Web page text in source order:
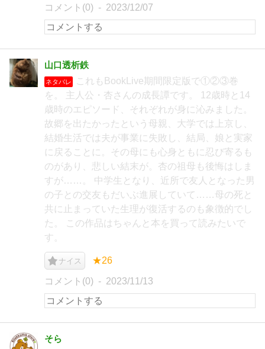
コメント(0) 2023/12/07
山口透析鉄
ネタバレ
これもBookLive期間限定版で①②③巻
を。 主人公・杏さんの成長譚です。 12歳時と14
歳時のエピソード、それぞれが身に沁みました。
故郷を出たかったという母親、大学では上京し、
結婚生活では夫が事業に失敗し、結局、娘と実家
に戻ることに。その母にも心身ともに忍び寄るも
のがあり、悲しい結末が。杏の祖母も後悔はしま
すが……。 中学生となり、近所で友人となった男
の子との交友もだいぶ進展していて……母の死と
共に止まっていた生理が復活するのも象徴的でし
た。 この作品はちゃんと本を買って読みたいで
す。
ナイス ★26
コメント(0) 2023/11/13
そら